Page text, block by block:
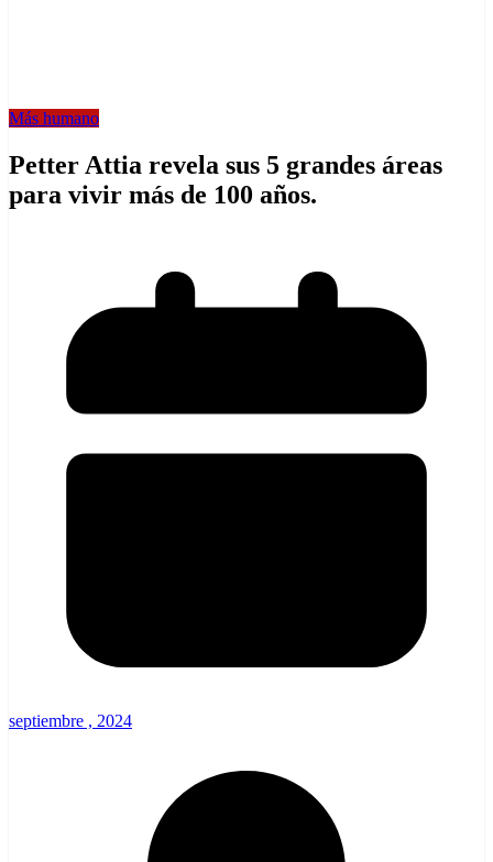
Más humano
Petter Attia revela sus 5 grandes áreas
para vivir más de 100 años.
septiembre , 2024